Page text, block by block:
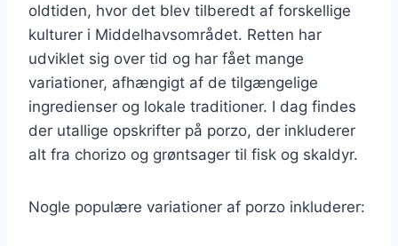
oldtiden, hvor det blev tilberedt af forskellige
kulturer i Middelhavsområdet. Retten har
udviklet sig over tid og har fået mange
variationer, afhængigt af de tilgængelige
ingredienser og lokale traditioner. I dag findes
der utallige opskrifter på porzo, der inkluderer
alt fra chorizo og grøntsager til fisk og skaldyr.
Nogle populære variationer af porzo inkluderer: